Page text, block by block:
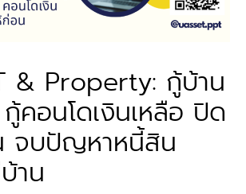
& Property: กู้บ้าน
กู้คอนโดเงินเหลือ ปิด
จบปัญหาหนี้สิน
าน